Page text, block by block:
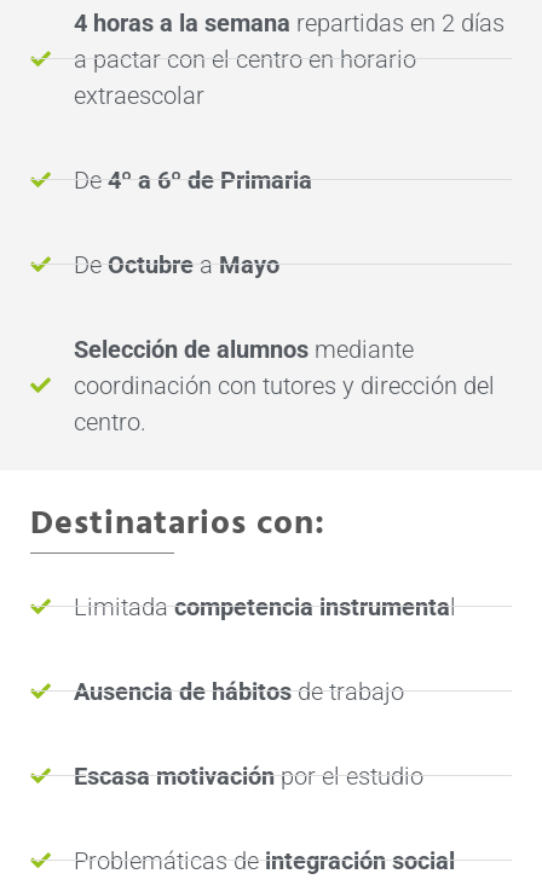
4 horas a la semana repartidas en 2 días
a pactar con el centro en horario
extraescolar
De 4º a 6º de Primaria
De Octubre a Mayo
Selección de alumnos mediante
coordinación con tutores y dirección del
centro.
Destinatarios con:
Limitadacompetencia instrumental
Ausencia de hábitosde trabajo
Escasa motivaciónpor el estudio
Problemáticas deintegración social